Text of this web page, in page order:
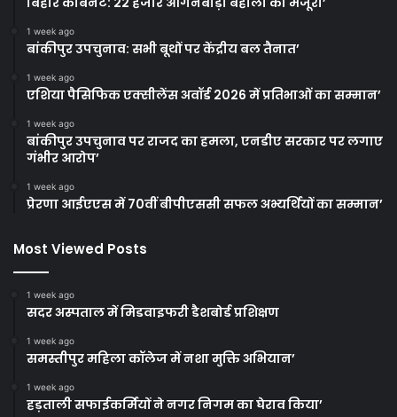
1 week ago
बांकीपुर उपचुनाव: सभी बूथों पर केंद्रीय बल तैनात’
1 week ago
एशिया पैसिफिक एक्सीलेंस अवॉर्ड 2026 में प्रतिभाओं का सम्मान’
1 week ago
बांकीपुर उपचुनाव पर राजद का हमला, एनडीए सरकार पर लगाए
गंभीर आरोप’
1 week ago
प्रेरणा आईएएस में 70वीं बीपीएससी सफल अभ्यर्थियों का सम्मान’
Most Viewed Posts
1 week ago
सदर अस्पताल में मिडवाइफरी डैशबोर्ड प्रशिक्षण
1 week ago
समस्तीपुर महिला कॉलेज में नशा मुक्ति अभियान’
1 week ago
हड़ताली सफाईकर्मियों ने नगर निगम का घेराव किया’